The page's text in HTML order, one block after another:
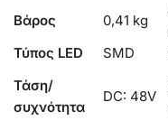
Βάρος 0,41 kg
Τύπος LED
SMD
Τάση/
συχνότητα
DC: 48V